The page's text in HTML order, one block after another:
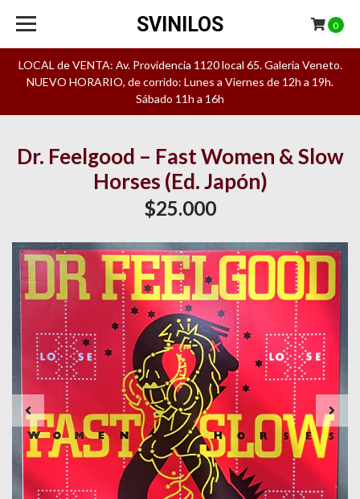
LOCAL de VENTA: Av. Providencia 1120 local 65. Galeria Veneto.
NUEVO HORARIO, de corrido: Lunes a Viernes de 12h a 19h.
Sábado 11h a 16h
SVINILOS 0
Dr. Feelgood – Fast Women & Slow
Horses (Ed. Japón)
$25.000